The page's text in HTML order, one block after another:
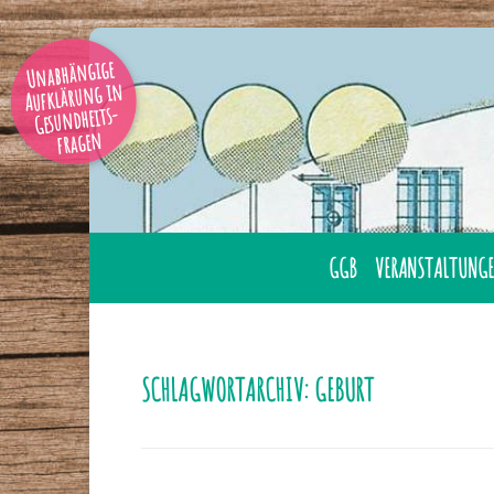
Unabhängige
Aufklärung in
Gesundheits-
fragen
GGB
GGB MITGLIED WERDEN
SCHLAGWORTARCHIV:GEBURT